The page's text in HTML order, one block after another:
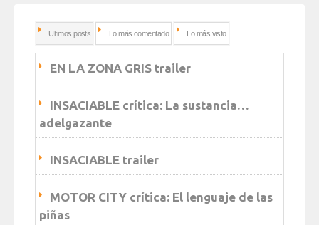
Ultimos posts Lo más comentado Lo más visto
EN LA ZONA GRIS trailer
INSACIABLE crítica: La sustancia…
adelgazante
INSACIABLE trailer
MOTOR CITY crítica: El lenguaje de las
piñas